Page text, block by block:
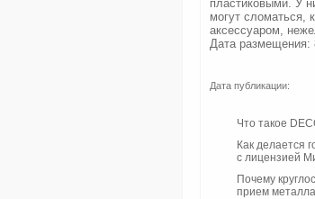
пластиковыми. У
могут сломаться,
аксессуаром,
Дата размещения:
Дата публикации:
Что такое
Как делается
с лицензией
Почему
прием